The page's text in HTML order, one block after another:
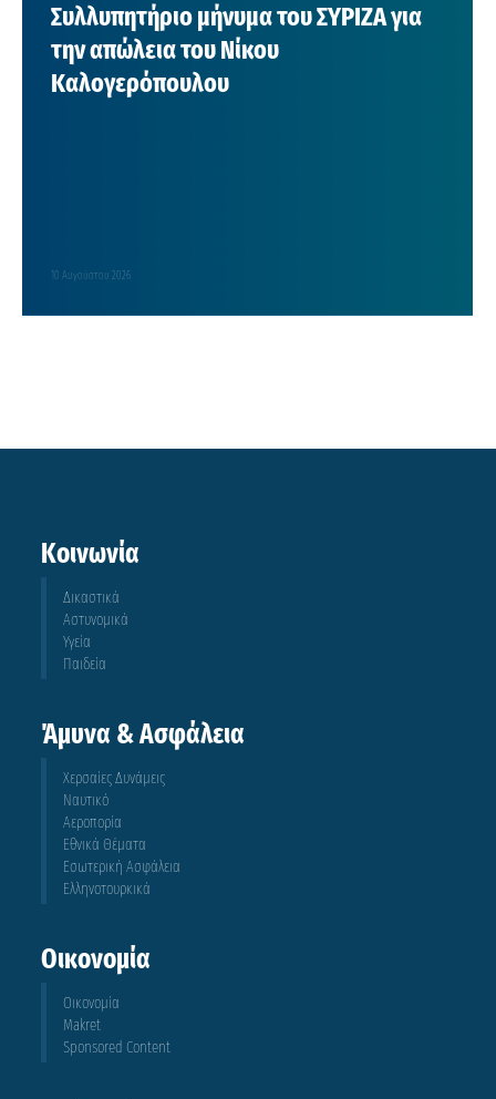
Συλλυπητήριο μήνυμα του ΣΥΡΙΖΑ για
την απώλεια του Νίκου
Καλογερόπουλου
10 Αυγούστου 2026
Κοινωνία
Δικαστικά
Αστυνομικά
Υγεία
Παιδεία
Άμυνα & Ασφάλεια
Χερσαίες Δυνάμεις
Ναυτικό
Αεροπορία
Εθνικά Θέματα
Εσωτερική Ασφάλεια
Ελληνοτουρκικά
Οικονομία
Οικονομία
Makret
Sponsored Content